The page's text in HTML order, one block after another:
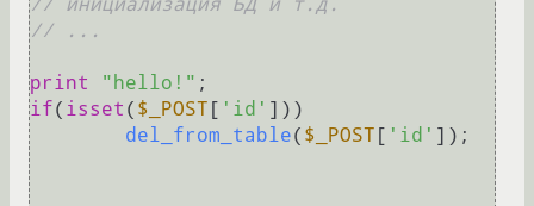
// инициализация БД и т.д.
// ...
print "hello!"
if( isset ( $_POST [ 'id' ]))
del_from_table( $_POST [ 'id' ]);